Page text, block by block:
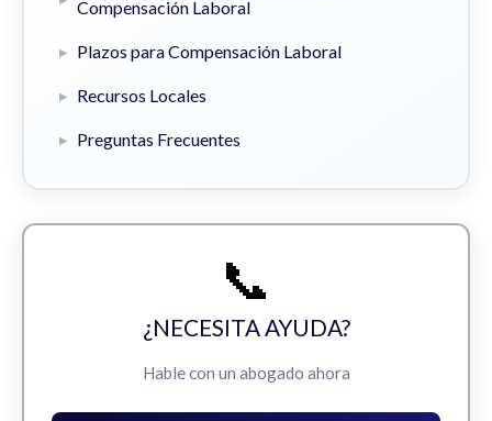
Compensación Laboral
Plazos para Compensación Laboral
Recursos Locales
Preguntas Frecuentes
📞
¿NECESITA AYUDA?
Hable con un abogado ahora